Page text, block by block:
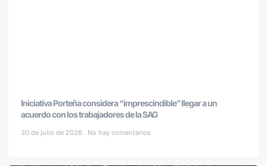
Iniciativa Porteña considera “imprescindible” llegar a un
acuerdo con los trabajadores de la SAG
30 de julio de 2026 No hay comentarios